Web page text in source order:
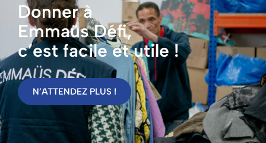
Donner à
Emmaüs Défi,
c’est facile et utile !
N’ATTENDEZ PLUS !